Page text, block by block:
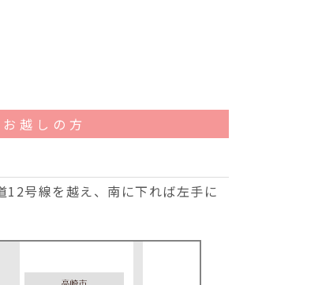
越しの方
12号線を越え、南に下れば左手に